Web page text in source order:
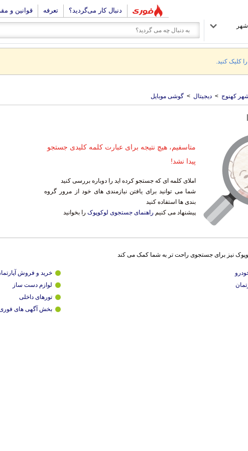
دنبال کار می‌گردید؟ تعرفه قوانین و
شهر
را کلیک کنید.
کهنوج > دیجیتال > گوشی موبایل
|
متاسفیم، هیچ نتیجه برای عبارت کلمه کلیدی جستجو
پیدا نشد!
املای کلمه ای که جستجو کرده اید را دوباره بررسی کنید
شما می توانید برای یافتن نیازمندی های خود از مرور گروه
بندی ها استفاده کنید
پیشنهاد می کنیم راهنمای جستجوی لوکوپوک را بخوانید
نیز برای جستجوی راحت تر به شما کمک می کند
خرید و فروش
لوازم دست ساز
تورهای داخلی
بخش آگهی های